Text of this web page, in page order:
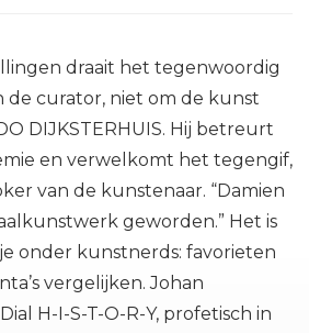
draait het tegenwoordig
de curator, niet om de kunst
DIJKSTERHUIS. Hij betreurt
en verwelkomt het tegengif,
van de kunstenaar. “Damien
geworden.” Het is
onder kunstnerds: favorieten
vergelijken. Johan
H-I-S-T-O-R-Y, profetisch in